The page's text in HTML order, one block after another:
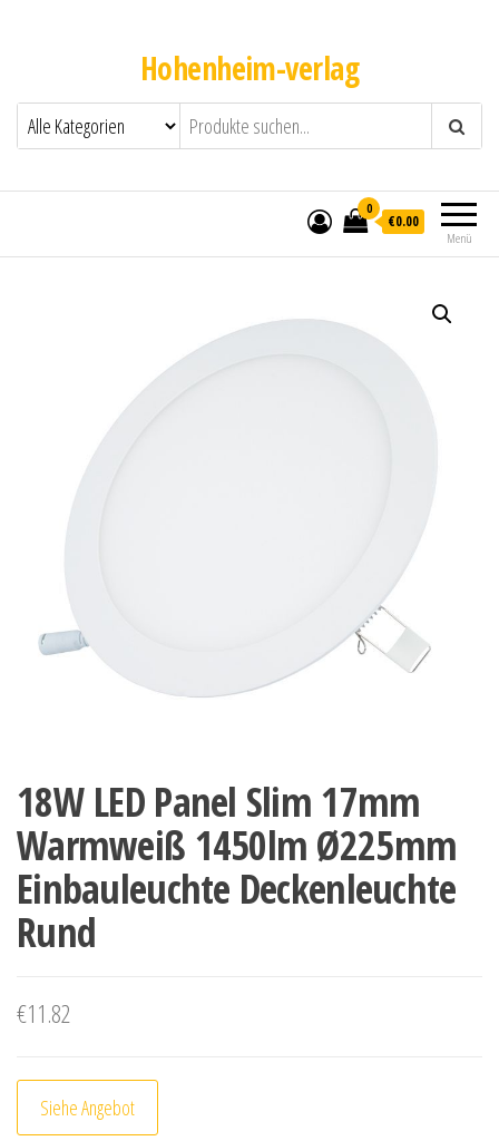
Hohenheim-verlag
Menü
0
€0.00
18W LED Panel Slim 17mm
Warmweiß 1450lm Ø225mm
Einbauleuchte Deckenleuchte
Rund
€11.82
Siehe Angebot